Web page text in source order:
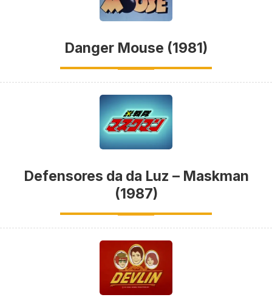
Danger Mouse (1981)
Defensores da da Luz – Maskman
(1987)